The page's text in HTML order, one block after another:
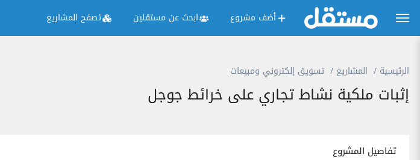
أضف مشروع ابحث عن مستقلين تصفح المشاريع
الرئيسية المشاريع تسويق إلكتروني ومبيعات
إثبات ملكية نشاط تجاري على خرائط جوجل
تفاصيل المشروع